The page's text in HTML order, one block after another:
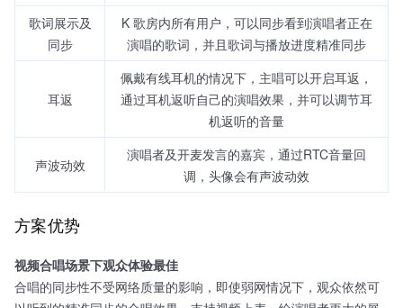
歌词展示及
同步
K 歌房内所有用户，可以同步看到演唱者正在
演唱的歌词，并且歌词与播放进度精准同步
耳返
佩戴有线耳机的情况下，主唱可以开启耳返，
通过耳机返听自己的演唱效果，并可以调节耳
机返听的音量
声波动效
演唱者及开麦发言的嘉宾，通过RTC音量回
调，头像会有声波动效
方案优势
视频合唱场景下观众体验最佳
合唱的同步性不受网络质量的影响，即使弱网情况下，观众依然可